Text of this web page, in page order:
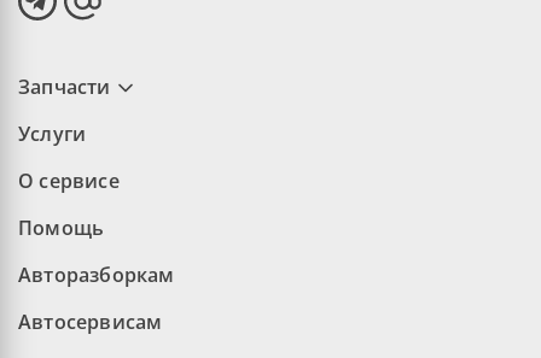
Запчасти
Услуги
О сервисе
Помощь
Авторазборкам
Автосервисам